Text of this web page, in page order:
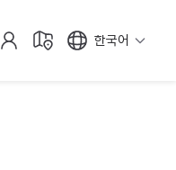
한국어